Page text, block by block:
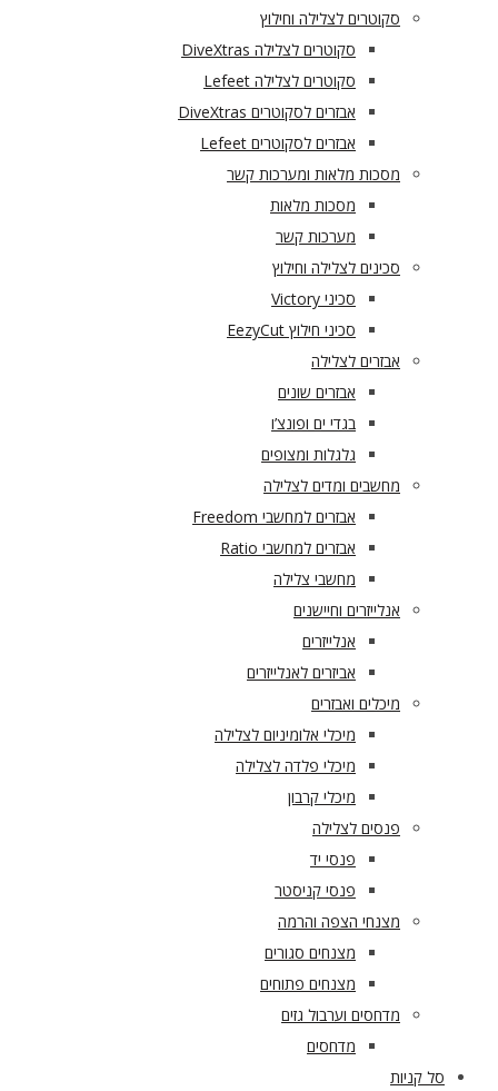
סקוטרים לצלילה וחילוץ
סקוטרים לצלילה DiveXtras
סקוטרים לצלילה Lefeet
אבזרים לסקוטרים DiveXtras
אבזרים לסקוטרים Lefeet
מסכות מלאות ומערכות קשר
מסכות מלאות
מערכות קשר
סכינים לצלילה וחילוץ
סכיני Victory
סכיני חילוץ EezyCut
אבזרים לצלילה
אבזרים שונים
בגדי ים ופונצ’ו
גלגלות ומצופים
מחשבים ומדים לצלילה
אבזרים למחשבי Freedom
אבזרים למחשבי Ratio
מחשבי צלילה
אנלייזרים וחיישנים
אנלייזרים
אביזרים לאנלייזרים
מיכלים ואבזרים
מיכלי אלומיניום לצלילה
מיכלי פלדה לצלילה
מיכלי קרבון
פנסים לצלילה
פנסי יד
פנסי קניסטר
מצנחי הצפה והרמה
מצנחים סגורים
מצנחים פתוחים
מדחסים וערבול גזים
מדחסים
סל קניות